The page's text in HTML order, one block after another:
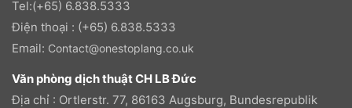
Tel:(+65) 6.838.5333
Điện thoại : (+65) 6.838.5333
Email: Contact@onestoplang.co.uk
Văn phòng dịch thuật CH LB Đức
Địa chỉ : Ortlerstr. 77, 86163 Augsburg, Bundesrepublik